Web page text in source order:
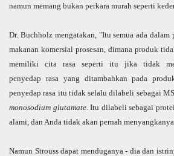
namun memang bukan perkara murah seperti
Dr. Buchholz mengatakan, "Itu semua ada dalam
makanan komersial prosesan, dimana produk
memiliki cita rasa seperti itu jika tidak
penyedap rasa yang ditambahkan pada
penyedap rasa itu tidak selalu dilabeli sebagai
monosodium glutamate. Itu dilabeli sebagai
alami, dan Anda tidak akan pernah
Namun Strouss dapat menduganya - dia dan